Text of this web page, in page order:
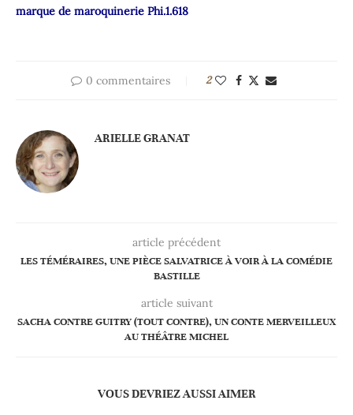
marque de maroquinerie Phi.1.618
0 commentaires 2
ARIELLE GRANAT
article précédent
LES TÉMÉRAIRES, UNE PIÈCE SALVATRICE À VOIR À LA COMÉDIE
BASTILLE
article suivant
SACHA CONTRE GUITRY (TOUT CONTRE), UN CONTE MERVEILLEUX
AU THÉÂTRE MICHEL
VOUS DEVRIEZ AUSSI AIMER